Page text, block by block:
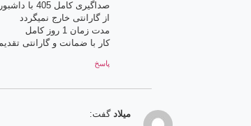
صداگیری کامل 405 با داشبورد در تاریخ 1397/9/10 مبلغ 650 تومان میشود.
از گارانتی خارج نمیگردد
مدت زمان 1 روز کامل
کار با ضمانت و گارانتی
پاسخ
میلاد گفت: